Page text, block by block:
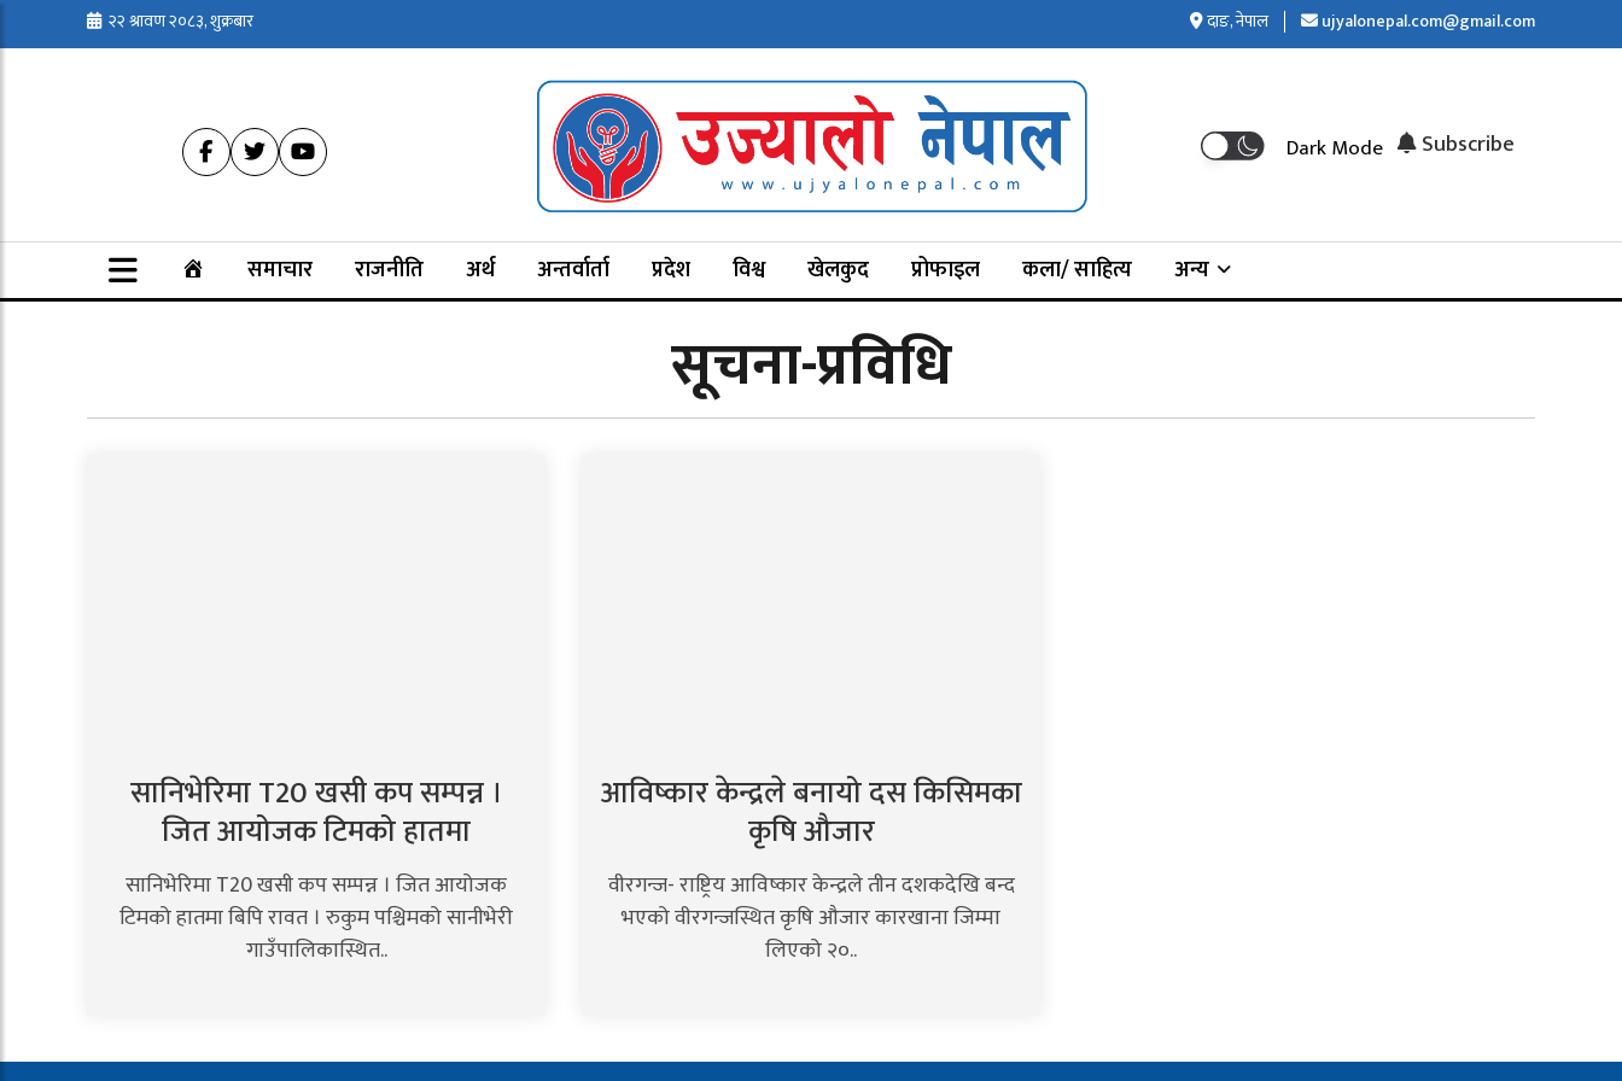
२२ श्रावण २०८३, शुक्रबार दाङ, नेपाल ujyalonepal.com@gmail.com
Dark Mode Subscribe
समाचार राजनीति अर्थ अन्तर्वार्ता प्रदेश विश्व खेलकुद प्रोफाइल कला/ साहित्य अन्य
सूचना-प्रविधि
सानिभेरिमा T20 खसी कप सम्पन्न ।
जित आयोजक टिमको हातमा
सानिभेरिमा T20 खसी कप सम्पन्न । जित आयोजक
टिमको हातमा बिपि रावत । रुकुम पश्चिमको सानीभेरी
गाउँपालिकास्थित..
आविष्कार केन्द्रले बनायो दस किसिमका
कृषि औजार
वीरगन्ज- राष्ट्रिय आविष्कार केन्द्रले तीन दशकदेखि बन्द
भएको वीरगन्जस्थित कृषि औजार कारखाना जिम्मा
लिएको २०..